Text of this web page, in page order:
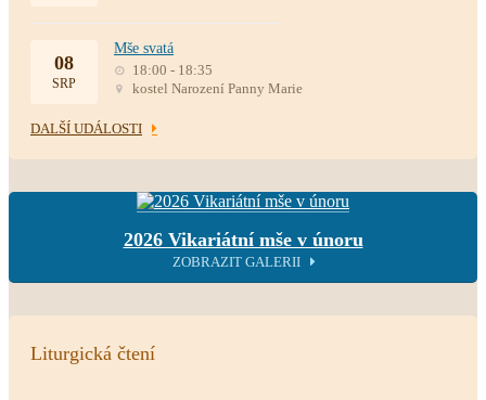
08
SRP
Mše svatá
18:00 - 18:35
kostel Narození Panny Marie
DALŠÍ UDÁLOSTI
2026 Vikariátní mše v únoru
ZOBRAZIT GALERII
Liturgická čtení